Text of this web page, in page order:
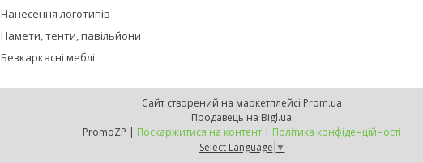
Нанесення логотипів
Намети, тенти, павільйони
Безкаркасні меблі
Сайт створений на маркетплейсі Prom.ua
Продавець на Bigl.ua
PromoZP | Поскаржитися на контент | Політика конфіденційності
Select Language ▼